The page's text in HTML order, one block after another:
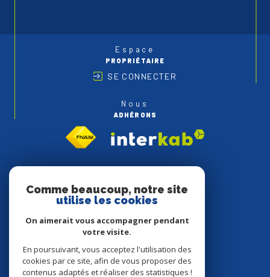
Espace
PROPRIÉTAIRE
SE CONNECTER
Nous
ADHÉRONS
Comme beaucoup, notre site
utilise les cookies
On aimerait vous accompagner pendant
votre visite.
En poursuivant, vous acceptez l'utilisation des
cookies par ce site, afin de vous proposer des
contenus adaptés et réaliser des statistiques !